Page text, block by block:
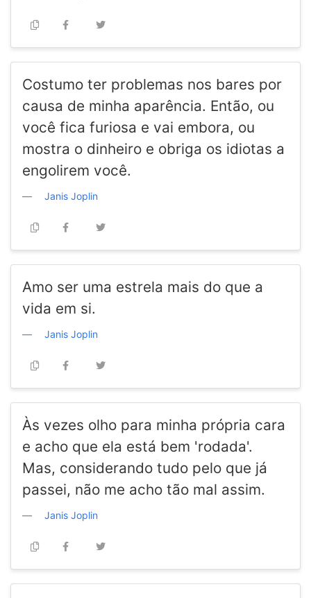
Costumo ter problemas nos bares por
causa de minha aparência. Então, ou
você fica furiosa e vai embora, ou
mostra o dinheiro e obriga os idiotas a
engolirem você.
Janis Joplin
Amo ser uma estrela mais do que a
vida em si.
Janis Joplin
Às vezes olho para minha própria cara
e acho que ela está bem 'rodada'.
Mas, considerando tudo pelo que já
passei, não me acho tão mal assim.
Janis Joplin